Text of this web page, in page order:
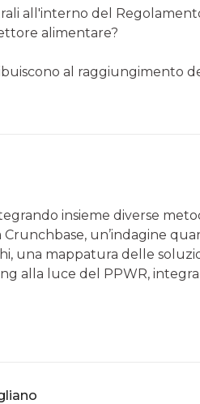
all'interno del
alimentare?
al raggiungimento
insieme diverse
un’indagine
una mappatura delle
alla luce del PPWR,